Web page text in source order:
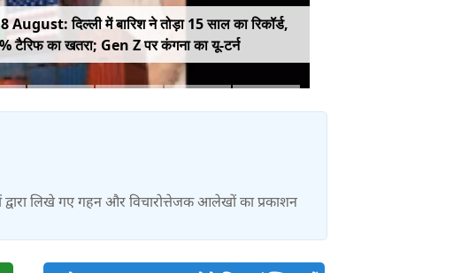
दिल्ली में बारिश ने तोड़ा 15 साल का रिकॉर्ड,
टैरिफ का खतरा; Gen Z पर कंगना का यू-टर्न
लिखे गए गहन और विचारोत्तेजक आलेखों का प्रकाशन